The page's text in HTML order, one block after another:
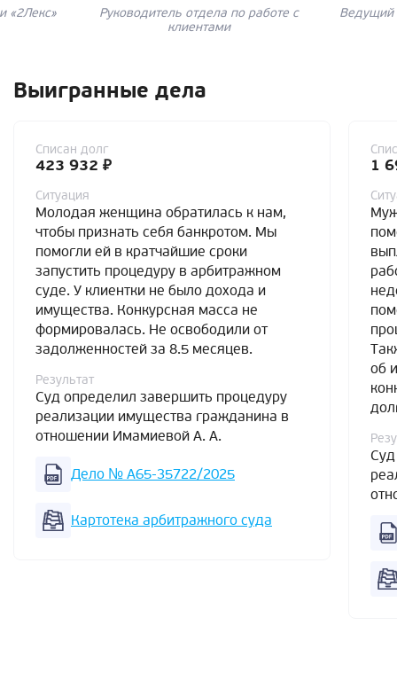
«2Лекс»
Руководитель отдела по работе с
клиентами
Ведущий
Выигранные дела
Списан долг
423 932 ₽
Ситуация
Молодая женщина обратилась к нам,
чтобы признать себя банкротом. Мы
помогли ей в кратчайшие сроки
запустить процедуру в арбитражном
суде. У клиентки не было дохода и
имущества. Конкурсная масса не
формировалась. Не освободили от
задолженностей за 8.5 месяцев.
Результат
Суд определил завершить процедуру
реализации имущества гражданина в
отношении Имамиевой А. А.
Дело № А65-35722/2025
Картотека арбитражного суда
1
об